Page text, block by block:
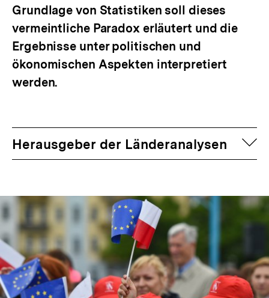
Grundlage von Statistiken soll dieses
vermeintliche Paradox erläutert und die
Ergebnisse unter politischen und
ökonomischen Aspekten interpretiert
werden.
Herausgeber der Länderanalysen